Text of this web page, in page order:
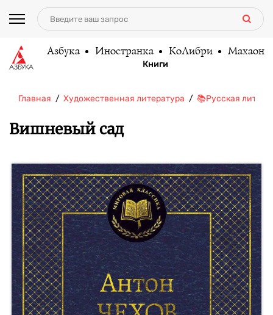
Азбука Иностранка КоЛибри Махаон
Книги
Главная Художественная литература 📚Русская
Вишневый сад